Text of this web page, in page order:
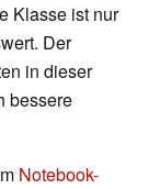
Klasse ist nur
Der
in dieser
bessere
Notebook-